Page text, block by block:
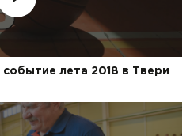
лета 2018 в Твери